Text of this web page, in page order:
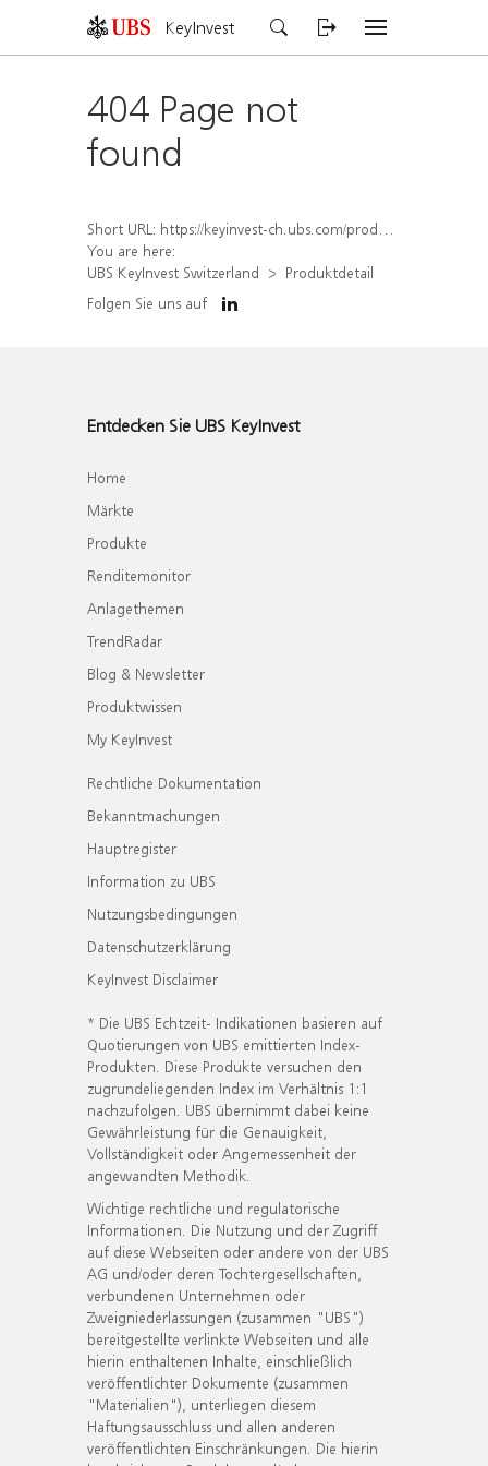
KeyInvest
404 Page not
found
Short URL: https://keyinvest-ch.ubs.com/produkt/detail/index/isin/CH1566093261
You are here:
UBS KeyInvest Switzerland
Produktdetail
Folgen Sie uns auf
Entdecken Sie UBS KeyInvest
Home
Märkte
Produkte
Renditemonitor
Anlagethemen
TrendRadar
Blog & Newsletter
Produktwissen
My KeyInvest
Rechtliche Dokumentation
Bekanntmachungen
Hauptregister
Information zu UBS
Nutzungsbedingungen
Datenschutzerklärung
KeyInvest Disclaimer
* Die UBS Echtzeit- Indikationen basieren auf
Quotierungen von UBS emittierten Index-
Produkten. Diese Produkte versuchen den
zugrundeliegenden Index im Verhältnis 1:1
nachzufolgen. UBS übernimmt dabei keine
Gewährleistung für die Genauigkeit,
Vollständigkeit oder Angemessenheit der
angewandten Methodik.
Wichtige rechtliche und regulatorische
Informationen. Die Nutzung und der Zugriff
auf diese Webseiten oder andere von der UBS
AG und/oder deren Tochtergesellschaften,
verbundenen Unternehmen oder
Zweigniederlassungen (zusammen "UBS")
bereitgestellte verlinkte Webseiten und alle
hierin enthaltenen Inhalte, einschließlich
veröffentlichter Dokumente (zusammen
"Materialien"), unterliegen diesem
Haftungsausschluss und allen anderen
veröffentlichten Einschränkungen. Die hierin